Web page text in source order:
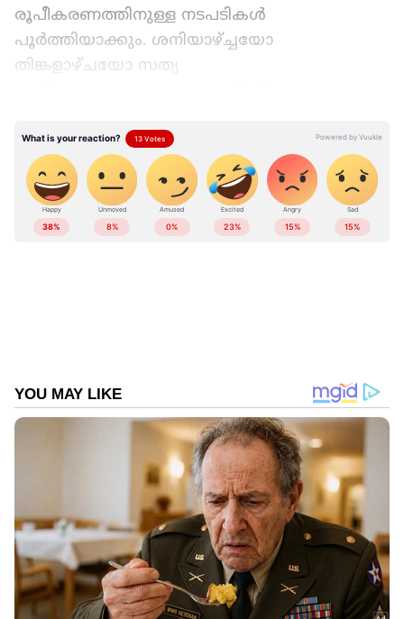
രൂപീകരണത്തിനുള്ള നടപടികൾ
പൂർത്തിയാക്കും. ശനിയാഴ്ച്ചയോ
തിങ്കളാഴ്ചയോ സത്യ
തിരുവനന്തപുരത്ത് എത്താൻ കെപിസിസി
നിർദേശം നൽകിയിട്ടുണ്ട്. ഘടകകക്ഷി
എംഎൽഎമാരോടും തിരുവനന്തപുരത്തേക്ക്
എത്താൻ നിർദേശം നൽകി.
പ്രഖ്യാപനത്തിന് ശേഷമാകും യോഗം.
പാണക്കാട് സാദിഖലി തങ്ങളുടെ വസതിയിൽ
വെച്ചാണ് യോഗം ചേരുക. കേരള കോൺഗ്രസ്
ഉൾപ്പെടെയുള്ള ഘടകകക്ഷി നേതാക്കൾ ഇന്ന്
തിരുവനന്തപുരത്ത് എത്തും. പി.ജെ. ജോസഫും
രാവിലെ തിരുവനന്തപുരത്ത് എത്തും. കേരള
കോൺഗ്രസ് എംഎൽഎമാരുടെ യോഗം നാളെ
തിരുവനന്തപുരത്താകും ചേരുക. മന്ത്രിമാരുടെ
കാര്യത്തിൽ‌ തീരുമാനമെടുക്കാനാണ് യോഗം.